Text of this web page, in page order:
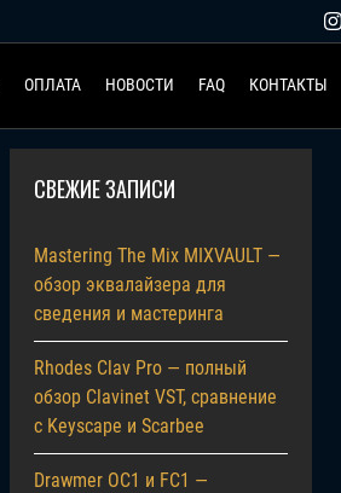
ОПЛАТА НОВОСТИ FAQ КОНТАКТЫ
СВЕЖИЕ ЗАПИСИ
Mastering The Mix MIXVAULT —
обзор эквалайзера для
сведения и мастеринга
Rhodes Clav Pro — полный
обзор Clavinet VST, сравнение
с Keyscape и Scarbee
Drawmer OC1 и FC1 —